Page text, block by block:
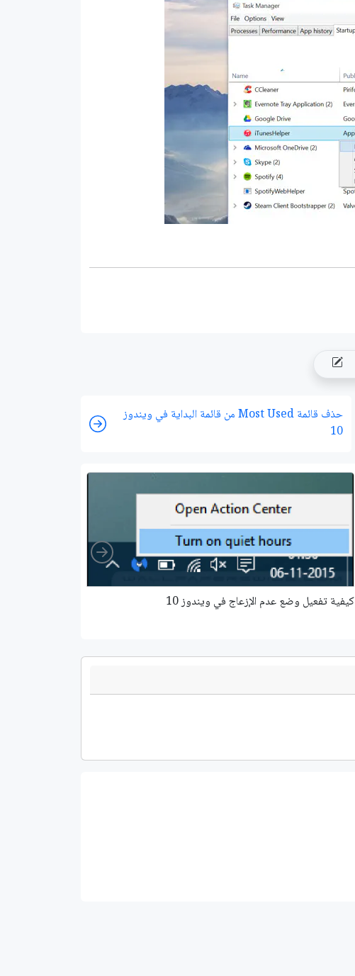
حذف قائمة Most Used من قائمة البداية في ويندوز
10
كيفية تفعيل وضع عدم الإزعاج في ويندوز 10
Right